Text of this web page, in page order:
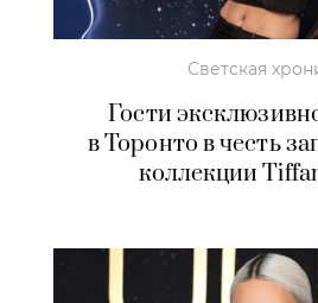
Светская
Гости
в Торонто в честь
коллекции